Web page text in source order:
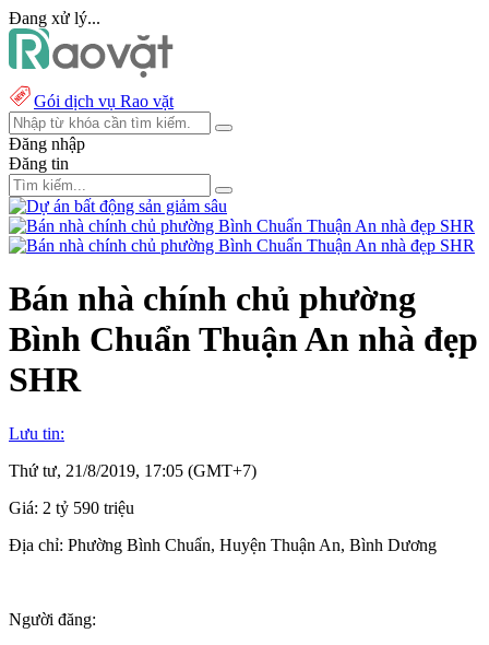
Đang xử lý...
Gói dịch vụ Rao vặt
Đăng nhập
Đăng tin
Bán nhà chính chủ phường
Bình Chuẩn Thuận An nhà đẹp
SHR
Lưu tin:
Thứ tư, 21/8/2019, 17:05 (GMT+7)
Giá: 2 tỷ 590 triệu
Địa chỉ: Phường Bình Chuẩn, Huyện Thuận An, Bình Dương
Người đăng: